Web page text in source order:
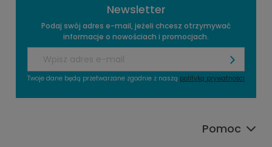
Newsletter
Podaj swój adres e-mail, jeżeli chcesz otrzymywać
informacje o nowościach i promocjach.
Twoje dane będą przetwarzane zgodnie z naszą polityką prywatności
Pomoc